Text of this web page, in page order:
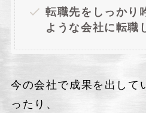
転職先をしっかり
ような会社に転職
今の会社で成果を出して
ったり、